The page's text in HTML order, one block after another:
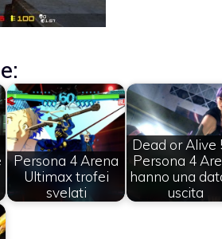
Persona 4 Arena
Ultimax trofei
svelati
Dead or Alive
Persona 4
hanno una
uscita